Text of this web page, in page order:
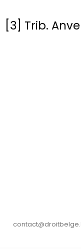
[3] Trib.